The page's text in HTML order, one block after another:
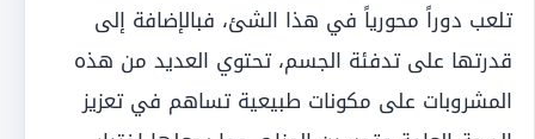
تلعب دوراً محورياً في هذا الشئ، فبالإضافة إلى
قدرتها على تدفئة الجسم، تحتوي العديد من هذه
المشروبات على مكونات طبيعية تساهم في تعزيز